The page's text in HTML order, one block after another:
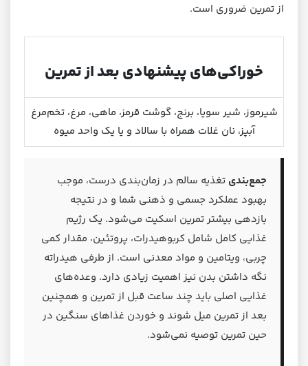
از تمرین ضروری است.
خوراکی‌های پیشنهادی بعد از تمرین
شیرموز، شیر سویا، برنج، گوشت قرمز، ماهی، مرغ، تخم‌مرغ
آبپز، نان غلات همراه با سالاد و یا یک واحد میوه
جمع‌بندی تغذیه سالم در زمان‌بندی درست، موجب
بهبود عملکرد جسمی و ذهنی شما و در نتیجه
بازدهی بیشتر تمرین اسکیت می‌شود. یک رژیم
غذایی کامل شامل کربوهیدرات، پروتئین، مقدار کمی
چربی، ویتامین و مواد معدنی است. از طرفی هیدراته
نگه داشتن بدن نیز اهمیت زیادی دارد. وعده‌های
غذایی اصلی باید چند ساعت قبل از تمرین و همچنین
بعد از تمرین میل شوند و خوردن غذاهای سنگین در
حین تمرین توصیه نمی‌شود.